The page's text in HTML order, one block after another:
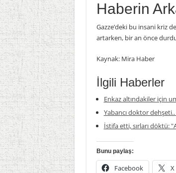
Haberin
Gazze’deki bu insani kriz
artarken, bir an önce
Kaynak: Mira Haber
İlgili Haberler
Enkaz altındakiler için
Yabancı doktor
İstifa etti, sırları döktü:
Bunu paylaş:
Facebook X